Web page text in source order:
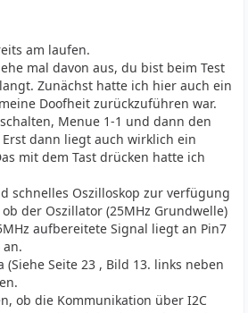
werden soll. Es ist sogar
dabei vorgehen soll. Nur, wo es die
ich noch nicht
mehr?
am laufen.
mal davon aus, du bist beim Test
Zunächst hatte ich hier auch ein
Doofheit zurückzuführen war.
Menue 1-1 und dann den
Erst dann liegt auch wirklich ein
mit dem Tast drücken hatte ich
schnelles Oszilloskop zur verfügung
der Oszillator (25MHz Grundwelle)
aufbereitete Signal liegt an Pin7
an.
(Siehe Seite 23 , Bild 13. links neben
ob die Kommunikation über I2C